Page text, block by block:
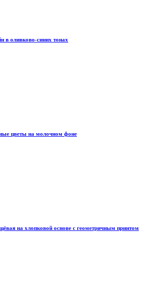
в оливково-синих тонах
цветы на молочном фоне
на хлопковой основе с геометричным принтом